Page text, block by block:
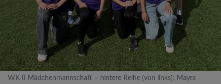
WK II Mädchenmannschaft – hintere Reihe (von links): Mayra